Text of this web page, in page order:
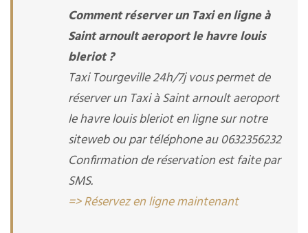
Comment réserver un Taxi en ligne à
Saint arnoult aeroport le havre louis
bleriot ?
Taxi Tourgeville 24h/7j vous permet de
réserver un Taxi à Saint arnoult aeroport
le havre louis bleriot en ligne sur notre
siteweb ou par téléphone au 0632356232
Confirmation de réservation est faite par
SMS.
=> Réservez en ligne maintenant